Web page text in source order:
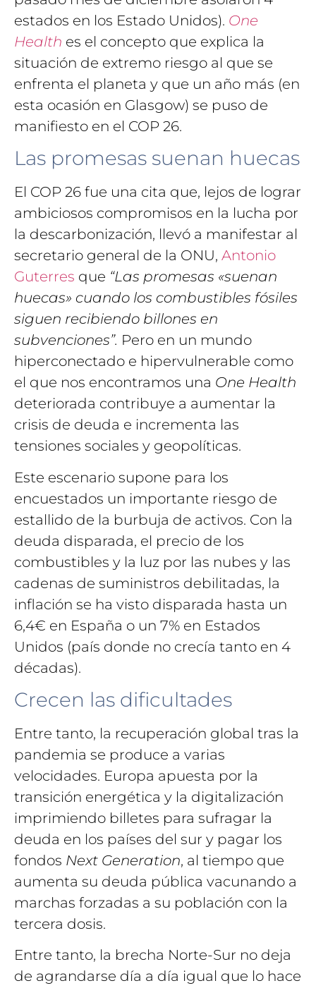
estados en los Estado Unidos). One
Health es el concepto que explica la
situación de extremo riesgo al que se
enfrenta el planeta y que un año más (en
esta ocasión en Glasgow) se puso de
manifiesto en el COP 26.
Las promesas suenan huecas
El COP 26 fue una cita que, lejos de lograr
ambiciosos compromisos en la lucha por
la descarbonización, llevó a manifestar al
secretario general de la ONU, Antonio
Guterres que “Las promesas «suenan
huecas» cuando los combustibles fósiles
siguen recibiendo billones en
subvenciones”. Pero en un mundo
hiperconectado e hipervulnerable como
el que nos encontramos una One Health
deteriorada contribuye a aumentar la
crisis de deuda e incrementa las
tensiones sociales y geopolíticas.
Este escenario supone para los
encuestados un importante riesgo de
estallido de la burbuja de activos. Con la
deuda disparada, el precio de los
combustibles y la luz por las nubes y las
cadenas de suministros debilitadas, la
inflación se ha visto disparada hasta un
6,4€ en España o un 7% en Estados
Unidos (país donde no crecía tanto en 4
décadas).
Crecen las dificultades
Entre tanto, la recuperación global tras la
pandemia se produce a varias
velocidades. Europa apuesta por la
transición energética y la digitalización
imprimiendo billetes para sufragar la
deuda en los países del sur y pagar los
fondos Next Generation, al tiempo que
aumenta su deuda pública vacunando a
marchas forzadas a su población con la
tercera dosis.
Entre tanto, la brecha Norte-Sur no deja
de agrandarse día a día igual que lo hace